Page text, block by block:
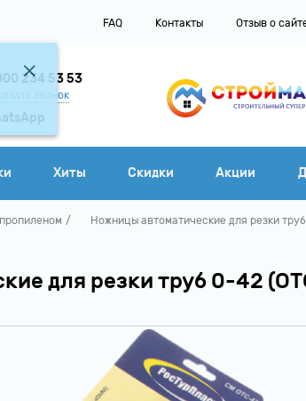
FAQ Контакты Отзыв о
234 53 53
звонок
Хиты Скидки Акции
Ножницы автоматические для резки
для резки труб 0-42